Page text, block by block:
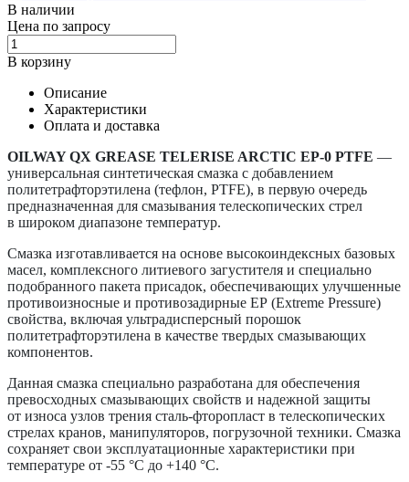
В наличии
Цена по запросу
В корзину
Описание
Характеристики
Оплата и доставка
OILWAY QX GREASE TELERISE ARCTIC EP-0 PTFE —
универсальная синтетическая смазка с добавлением
политетрафторэтилена (тефлон, PTFE), в первую очередь
предназначенная для смазывания телескопических стрел
в широком диапазоне температур.
Смазка изготавливается на основе высокоиндексных базовых
масел, комплексного литиевого загустителя и специально
подобранного пакета присадок, обеспечивающих улучшенные
противоизносные и противозадирные ЕР (Extreme Pressure)
свойства, включая ультрадисперсный порошок
политетрафторэтилена в качестве твердых смазывающих
компонентов.
Данная смазка специально разработана для обеспечения
превосходных смазывающих свойств и надежной защиты
от износа узлов трения сталь-фторопласт в телескопических
стрелах кранов, манипуляторов, погрузочной техники. Смазка
сохраняет свои эксплуатационные характеристики при
температуре от -55 °C до +140 °С.